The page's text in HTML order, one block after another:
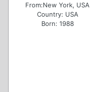
From:New York, USA
Country: USA
Born: 1988